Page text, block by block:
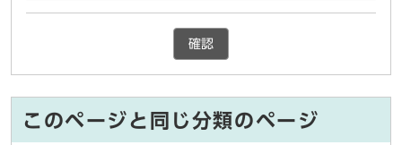
確認
このページと同じ分類のページ